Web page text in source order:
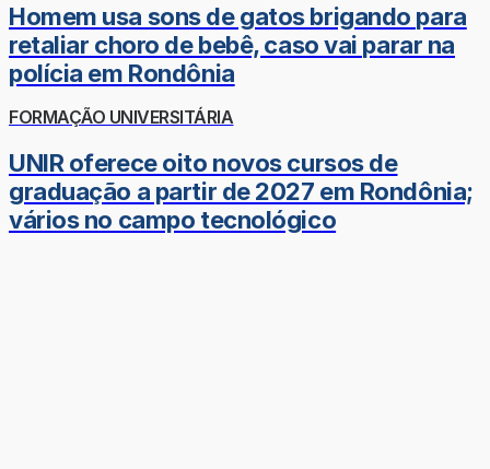
Homem usa sons de gatos brigando para
retaliar choro de bebê, caso vai parar na
polícia em Rondônia
FORMAÇÃO UNIVERSITÁRIA
UNIR oferece oito novos cursos de
graduação a partir de 2027 em Rondônia;
vários no campo tecnológico